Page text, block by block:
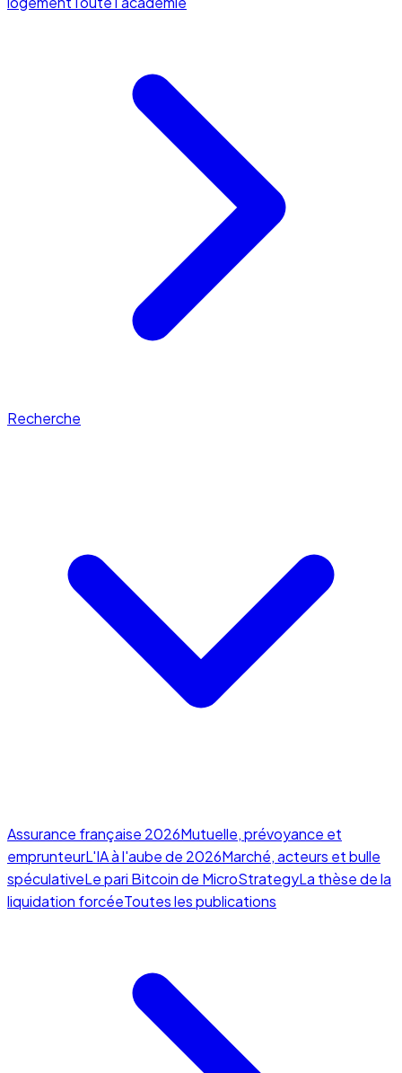
Recherche
Assurance française 2026Mutuelle, prévoyance et
emprunteurL'IA à l'aube de 2026Marché, acteurs et bulle
spéculativeLe pari Bitcoin de MicroStrategyLa thèse de la
liquidation forcéeToutes les publications